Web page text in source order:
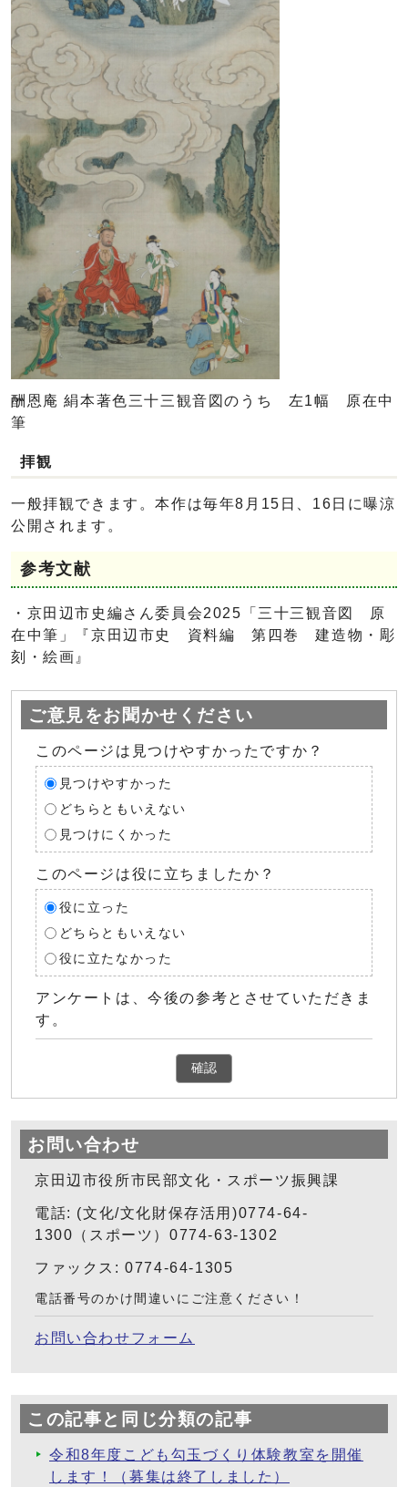
酬恩庵 絹本著色三十三観音図のうち 左1幅 原在中
筆
拝観
一般拝観できます。本作は毎年8月15日、16日に曝涼
公開されます。
参考文献
・京田辺市史編さん委員会2025「三十三観音図 原
在中筆」『京田辺市史 資料編 第四巻 建造物・彫
刻・絵画』
ご意見をお聞かせください
このページは見つけやすかったですか？
見つけやすかった
どちらともいえない
見つけにくかった
このページは役に立ちましたか？
役に立った
どちらともいえない
役に立たなかった
アンケートは、今後の参考とさせていただきま
す。
確認
お問い合わせ
京田辺市役所市民部文化・スポーツ振興課
電話: (文化/文化財保存活用)0774-64-
1300（スポーツ）0774-63-1302
ファックス: 0774-64-1305
電話番号のかけ間違いにご注意ください！
お問い合わせフォーム
この記事と同じ分類の記事
令和8年度こども勾玉づくり体験教室を開催
します！（募集は終了しました）